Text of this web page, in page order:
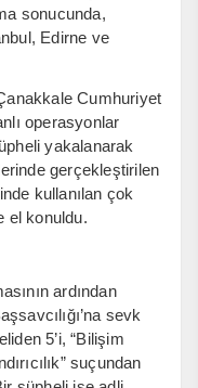
sonucunda,
Edirne ve
Cumhuriyet
operasyonlar
yakalanarak
gerçekleştirilen
kullanılan çok
el konuldu.
ardından
sevk
5’i, “Bilişim
suçundan